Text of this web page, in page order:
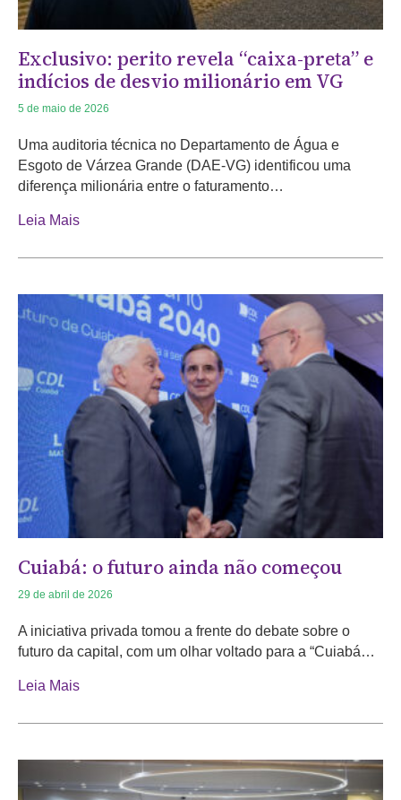
Exclusivo: perito revela “caixa-preta” e
indícios de desvio milionário em VG
5 de maio de 2026
Uma auditoria técnica no Departamento de Água e
Esgoto de Várzea Grande (DAE-VG) identificou uma
diferença milionária entre o faturamento…
Leia Mais
Cuiabá: o futuro ainda não começou
29 de abril de 2026
A iniciativa privada tomou a frente do debate sobre o
futuro da capital, com um olhar voltado para a “Cuiabá…
Leia Mais